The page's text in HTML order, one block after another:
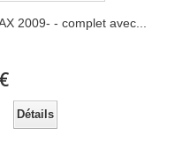
2009- - complet avec...
Détails